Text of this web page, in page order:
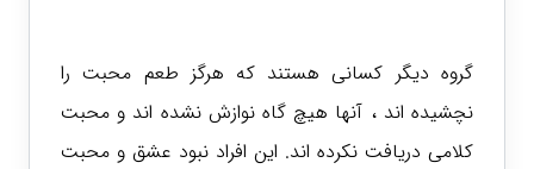
گروه دیگر کسانی هستند که هرگز طعم محبت را
نچشیده اند ، آنها هیچ گاه نوازش نشده اند و محبت
کلامی دریافت نکرده اند. این افراد نبود عشق و محبت